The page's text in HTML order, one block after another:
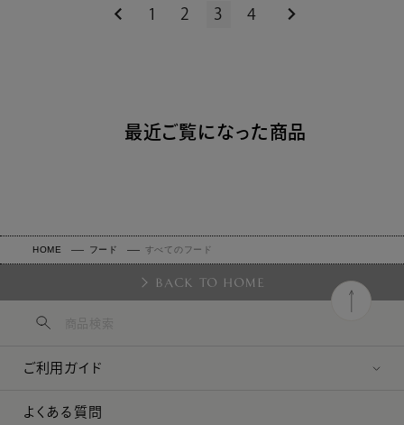
1 2 3 4
最近ご覧になった商品
HOME フード すべてのフード
BACK TO HOME
ご利用ガイド
よくある質問